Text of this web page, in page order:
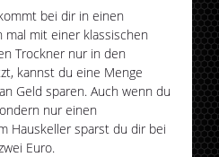
bei dir in einen
mal mit einer klassischen
Trockner nur in den
kannst du eine Menge
Geld sparen. Auch wenn du
nur einen
Hauskeller sparst du dir bei
Euro.